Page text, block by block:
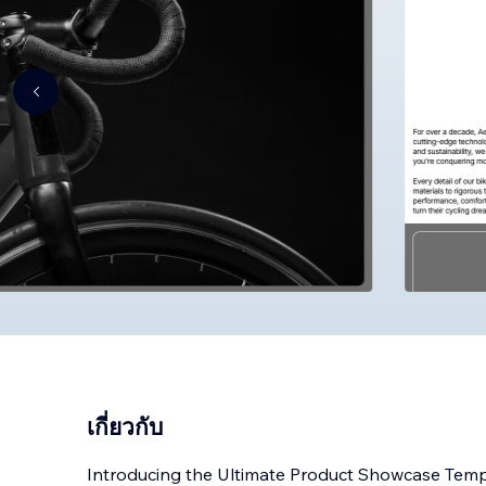
เกี่ยวกับ
Introducing the Ultimate Product Showcase